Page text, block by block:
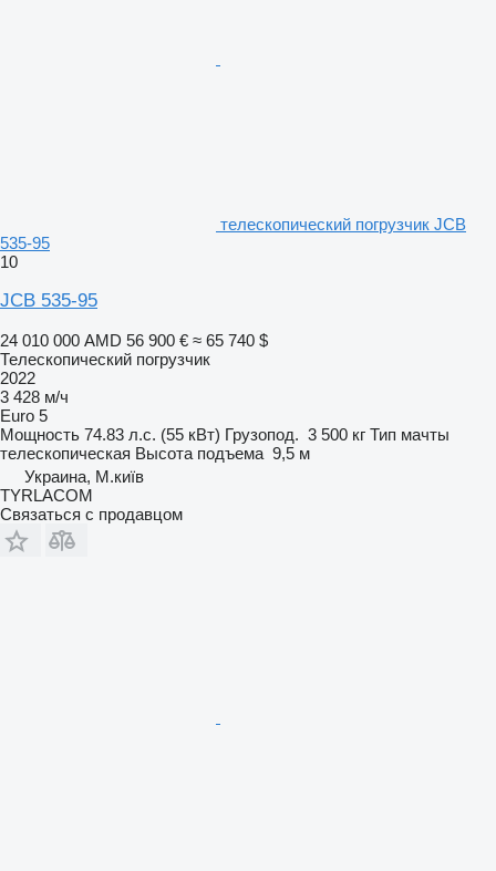
телескопический погрузчик JCB
535-95
10
JCB 535-95
24 010 000 AMD 56 900 € ≈ 65 740 $
Телескопический погрузчик
2022
3 428 м/ч
Euro 5
Мощность 74.83 л.с. (55 кВт) Грузопод. 3 500 кг Тип мачты
телескопическая Высота подъема 9,5 м
Украина, М.київ
TYRLACOM
Связаться с продавцом